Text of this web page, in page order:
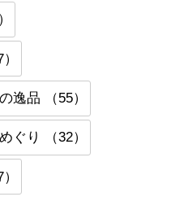
逸品 （55）
ぐり （32）